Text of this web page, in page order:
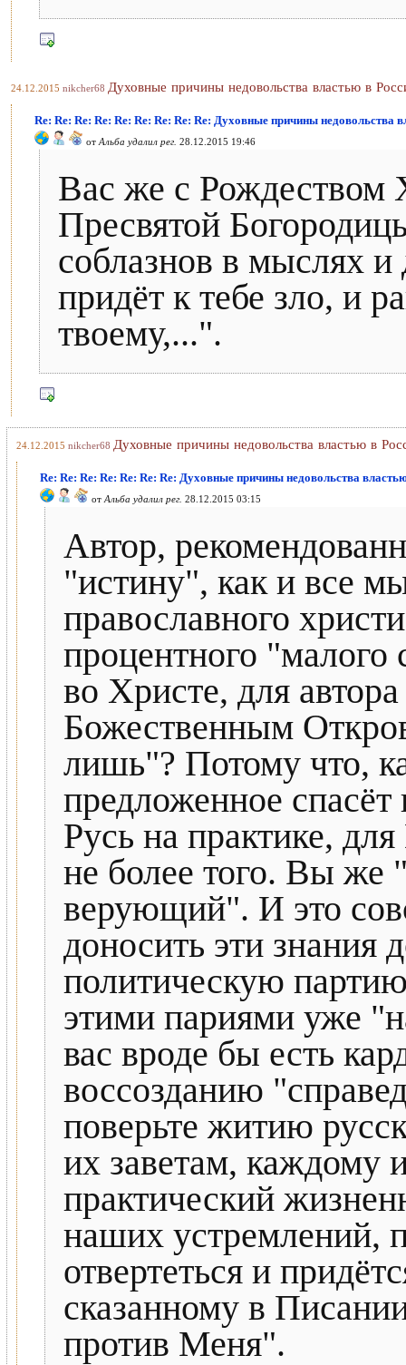
24.12.2015 nikcher68 Духовные причины недовольства властью в
Re: Re: Re: Re: Re: Re: Re: Re: Re: Духовные причины недовольства
от Альба удалил рег. 28.12.2015 19:46
Вас же с
Пресвятой
соблазнов в мыслях
придёт к тебе зло, и
твоему,...".
24.12.2015 nikcher68 Духовные причины недовольства властью в
Re: Re: Re: Re: Re: Re: Re: Духовные причины недовольства
от Альба удалил рег. 28.12.2015 03:15
Автор,
"истину", как и все
православного
процентного
во Христе, для
Божественным
лишь"? Потому что,
предложенное
Русь на практике,
не более того. Вы же
верующий". И это
доносить эти знания
политическую
этими париями уже
вас вроде бы есть
воссозданию
поверьте житию
их заветам, каждому
практический
наших устремлений,
отвертеться и
сказанному в
против Меня".